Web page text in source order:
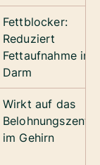
Fettblocker:
Reduziert
Fettaufnahme im
Darm
Wirkt auf das
im Gehirn